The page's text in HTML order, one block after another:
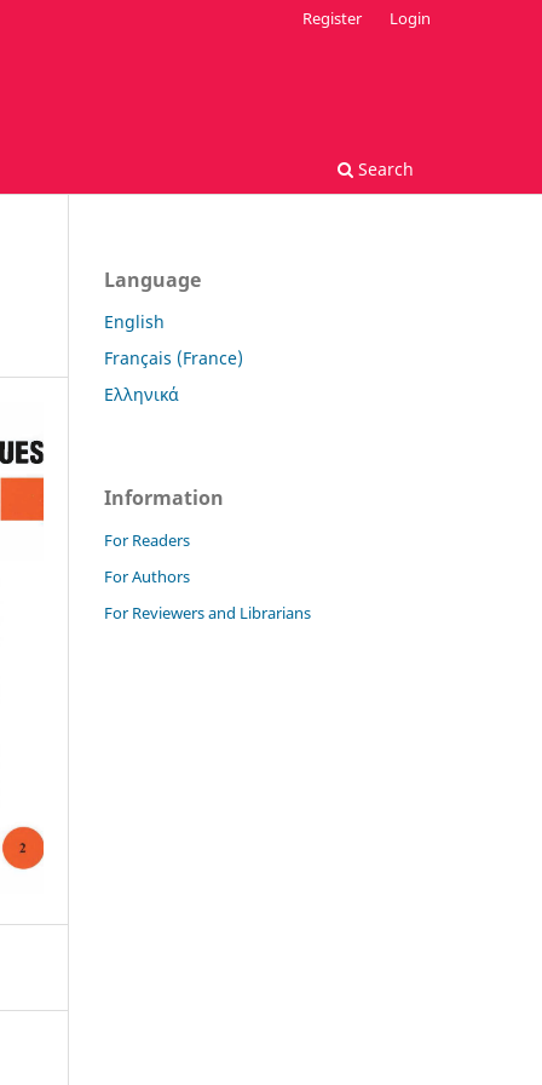
Search
Register Login
Language
English
Français (France)
Ελληνικά
Information
For Readers
For Authors
For Reviewers and Librarians